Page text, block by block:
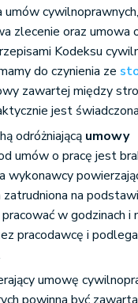
umów
zlecenie oraz umowa
Kodeksu
do czynienia ze
zawartej między
jest
odróżniającą umowy
umów o pracę jest
wykonawcy
zatrudniona na
w godzinach i
pracodawcę i
umowę